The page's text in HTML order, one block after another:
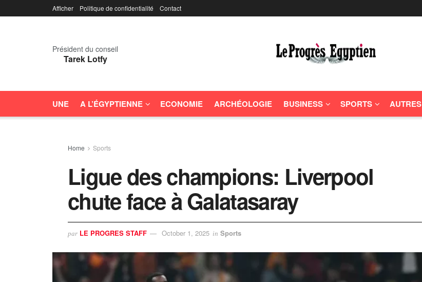
Afficher Politique de confidentialité Contact
Président du conseil
Tarek Lotfy
UNE A L’ÉGYPTIENNE ECONOMIE ARCHÉOLOGIE BUSINESS SPORTS AUTRES
Home Sports
Ligue des champions: Liverpool
chute face à Galatasaray
par LE PROGRES STAFF October 1, 2025 in Sports